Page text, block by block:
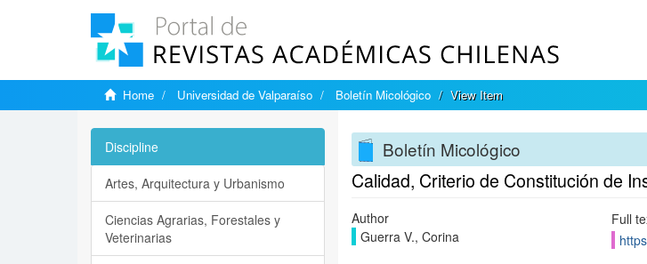
Home Universidad de Valparaíso Boletín Micológico View Item
Boletín Micológico
Calidad, Criterio de Constitución de
Author
Guerra V., Corina
Full
Discipline
Artes, Arquitectura y Urbanismo
Ciencias Agrarias, Forestales y
Veterinarias